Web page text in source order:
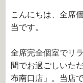
こんにちは、全席
当です。
全席完全個室でリ
間でお過ごしいた
布南口店」。当店